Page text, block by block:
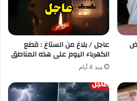
عاجل / بلاغ من الستاغ : قطع
الكهرباء اليوم على هذه المناطق
منذ 4 أيام